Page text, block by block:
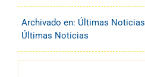
Archivado en: Últimas Noticias
Últimas Noticias